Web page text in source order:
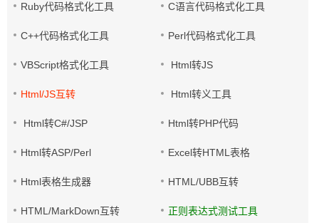
Ruby代码格式化工具 C语言代码格式化工具
C++代码格式化工具 Perl代码格式化工具
VBScript格式化工具 Html转JS
Html/JS互转 Html转义工具
Html转C#/JSP Html转PHP代码
Html转ASP/Perl Excel转HTML表格
Html表格生成器 HTML/UBB互转
HTML/MarkDown互转 正则表达式测试工具